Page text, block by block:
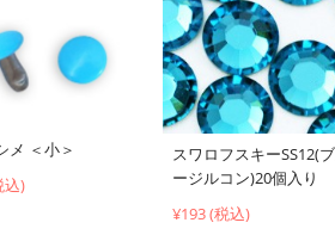
メ ＜小＞
込)
スワロフスキーSS12(
ージルコン)20個入り
¥193 (税込)